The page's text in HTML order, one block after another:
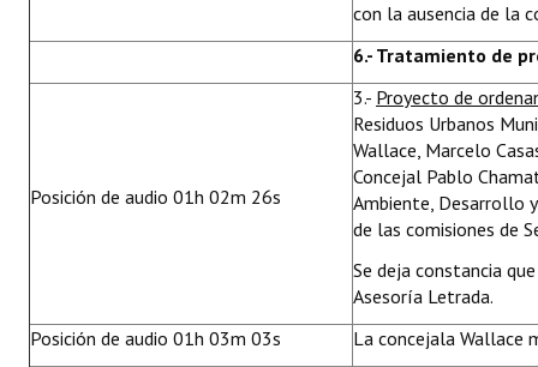
con la ausencia de la
6.- Tratamiento de
Posición de audio 01h 02m 26s
3.- Proyecto de
Residuos Urbanos
Wallace, Marcelo
Concejal Pablo
Ambiente, Desarrollo
de las comisiones de
Se deja constancia
Asesoría Letrada.
Posición de audio 01h 03m 03s
La concejala Wallace